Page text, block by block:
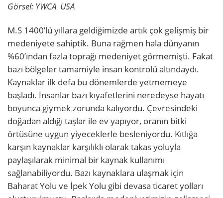
Görsel: YWCA USA
M.S 1400’lü yıllara geldiğimizde artık çok gelişmiş bir
medeniyete sahiptik. Buna rağmen hala dünyanın
%60’ından fazla toprağı medeniyet görmemişti. Fakat
bazı bölgeler tamamiyle insan kontrolü altındaydı.
Kaynaklar ilk defa bu dönemlerde yetmemeye
başladı. İnsanlar bazı kıyafetlerini neredeyse hayatı
boyunca giymek zorunda kalıyordu. Çevresindeki
doğadan aldığı taşlar ile ev yapıyor, oranın bitki
örtüsüne uygun yiyeceklerle besleniyordu. Kıtlığa
karşın kaynaklar karşılıklı olarak takas yoluyla
paylaşılarak minimal bir kaynak kullanımı
sağlanabiliyordu. Bazı kaynaklara ulaşmak için
Baharat Yolu ve İpek Yolu gibi devasa ticaret yolları